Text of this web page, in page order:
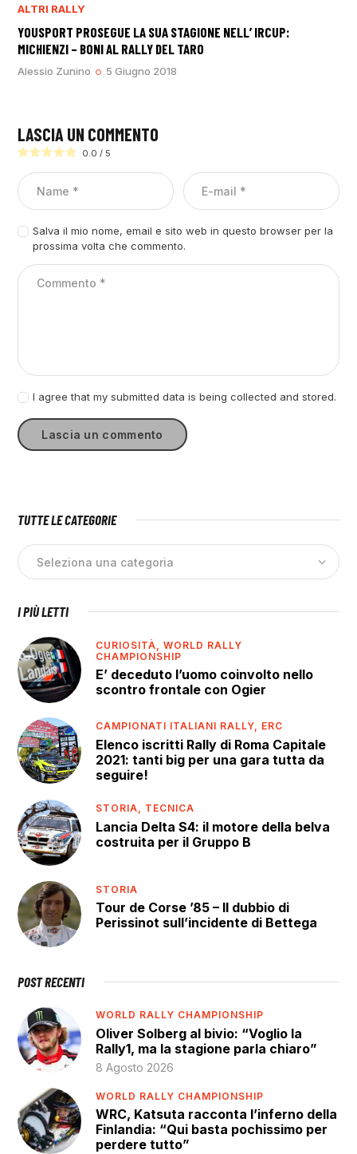
ALTRI RALLY
YOUSPORT PROSEGUE LA SUA STAGIONE NELL’ IRCUP:
MICHIENZI – BONI AL RALLY DEL TARO
Alessio Zunino 5 Giugno 2018
LASCIA UN COMMENTO
0.0 / 5
Salva il mio nome, email e sito web in questo browser per la
prossima volta che commento.
I agree that my submitted data is being collected and stored.
TUTTE LE CATEGORIE
I PIÙ LETTI
CURIOSITÀ,WORLD RALLY
CHAMPIONSHIP
E’ deceduto l’uomo coinvolto nello
scontro frontale con Ogier
CAMPIONATI ITALIANI RALLY, ERC
Elenco iscritti Rally di Roma Capitale
2021: tanti big per una gara tutta da
seguire!
STORIA, TECNICA
Lancia Delta S4: il motore della belva
costruita per il Gruppo B
STORIA
Tour de Corse ’85 – Il dubbio di
Perissinot sull’incidente di Bettega
POST RECENTI
WORLD RALLY CHAMPIONSHIP
Oliver Solberg al bivio: “Voglio la
Rally1, ma la stagione parla chiaro”
8 Agosto 2026
WORLD RALLY CHAMPIONSHIP
WRC, Katsuta racconta l’inferno della
Finlandia: “Qui basta pochissimo per
perdere tutto”